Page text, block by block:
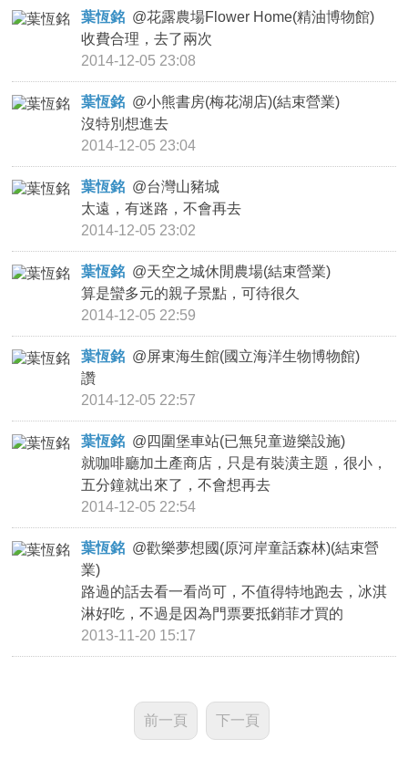
葉恆銘 @花露農場Flower Home(精油博物館)
收費合理，去了兩次
2014-12-05 23:08
葉恆銘 @小熊書房(梅花湖店)(結束營業)
沒特別想進去
2014-12-05 23:04
葉恆銘 @台灣山豬城
太遠，有迷路，不會再去
2014-12-05 23:02
葉恆銘 @天空之城休閒農場(結束營業)
算是蠻多元的親子景點，可待很久
2014-12-05 22:59
葉恆銘 @屏東海生館(國立海洋生物博物館)
讚
2014-12-05 22:57
葉恆銘 @ 四圍堡車站(已無兒童遊樂設施)
就咖啡廳加土產商店，只是有裝潢主題，很小，
五分鐘就出來了，不會想再去
2014-12-05 22:54
葉恆銘 @歡樂夢想國(原河岸童話森林)(結束營
業)
路過的話去看一看尚可，不值得特地跑去，冰淇
淋好吃，不過是因為門票要抵銷菲才買的
2013-11-20 15:17
前一頁 下一頁